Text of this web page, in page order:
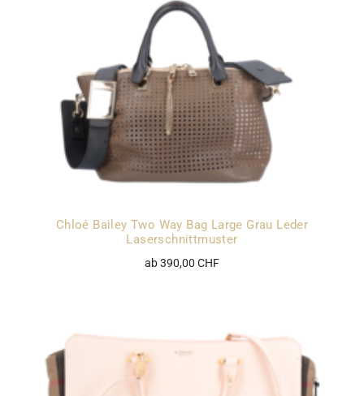
Chloé Bailey Two Way Bag Large Grau Leder
Laserschnittmuster
ab 390,00 CHF